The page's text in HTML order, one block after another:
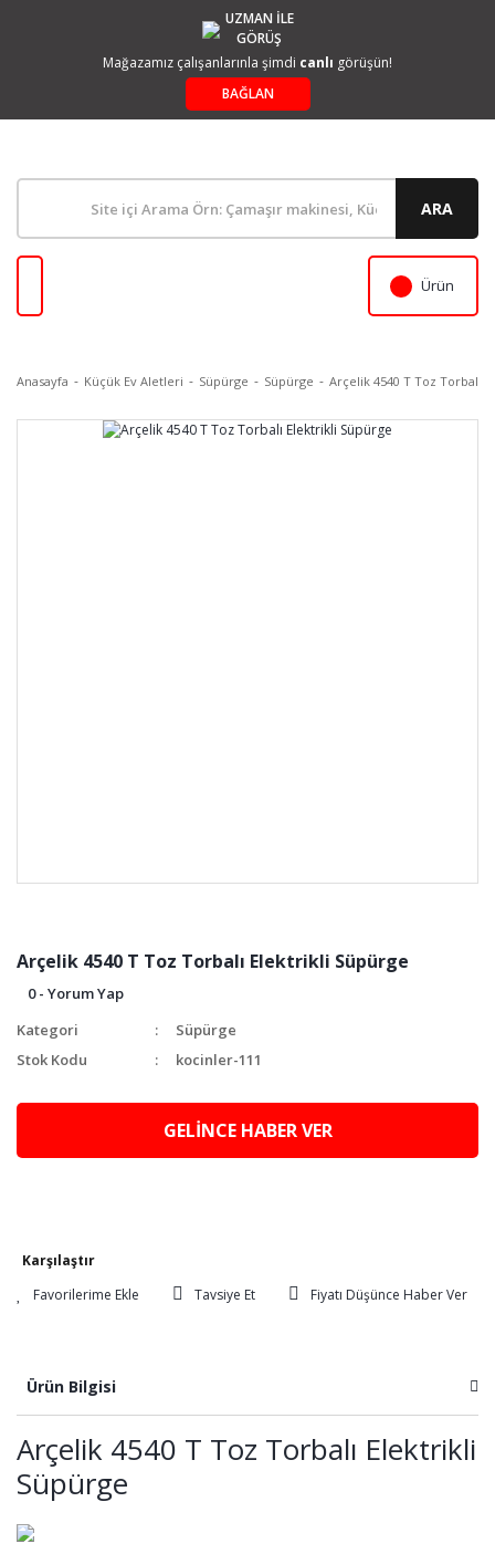
UZMAN İLE
GÖRÜŞ
Mağazamız çalışanlarınla şimdi canlı görüşün!
BAĞLAN
ARA
Ürün
Anasayfa Küçük Ev Aletleri Süpürge Süpürge Arçelik 4540 T Toz Torbalı
Arçelik 4540 T Toz Torbalı Elektrikli Süpürge
0 - Yorum Yap
Kategori
Süpürge
Stok Kodu
kocinler-111
GELİNCE HABER VER
Karşılaştır
Tavsiye Et
Fiyatı Düşünce Haber Ver
Ürün Bilgisi
Arçelik 4540 T Toz Torbalı Elektrikli
Süpürge